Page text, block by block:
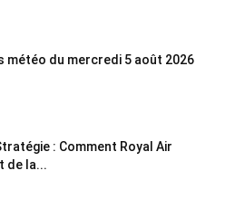
météo du mercredi 5 août 2026
: Comment Royal Air
de la...